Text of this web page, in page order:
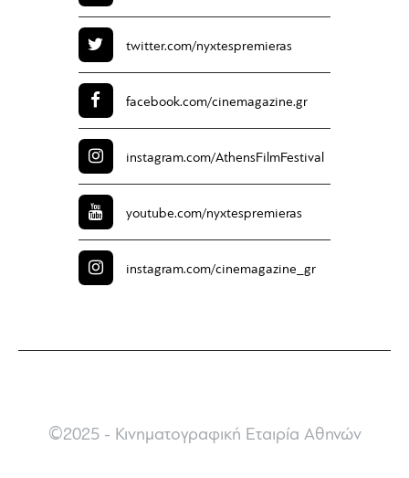
twitter.com/nyxtespremieras
facebook.com/cinemagazine.gr
instagram.com/AthensFilmFestival
youtube.com/nyxtespremieras
instagram.com/cinemagazine_gr
©2025 - Κινηματογραφική Εταιρία Αθηνών